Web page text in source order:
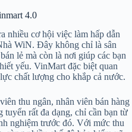
4.0
nhiều cơ hội việc làm hấp dẫn
WiN. Đây không chỉ là sân
lẻ mà còn là nơi giúp các bạn
yếu. VinMart đặc biệt quan
chất lượng cho khắp cả nước.
thu ngân, nhân viên bán hàng
rất đa dạng, chỉ cần bạn từ
nghiệm trước đó. Với mức thu